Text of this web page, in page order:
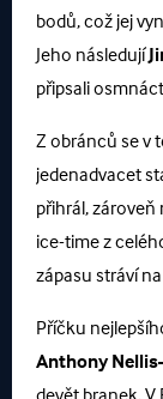
bodů, což jej
Jeho následují
připsali
Z obránců se v
jedenadvacet
přihrál,
ice-time z
zápasu stráví
Příčku
Anthony
devět branek. V